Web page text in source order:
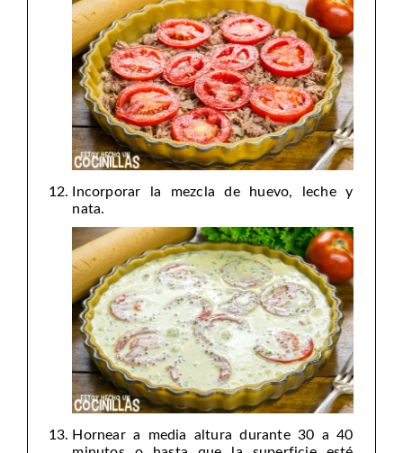
Incorporar la mezcla de huevo, leche y
nata.
Hornear a media altura durante 30 a 40